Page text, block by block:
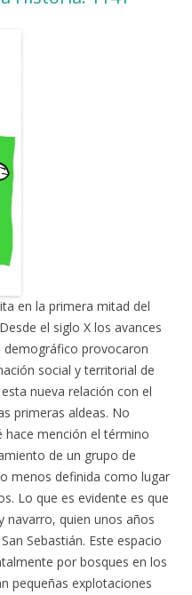
en la primera mitad del
el siglo X los avances
provocaron
social y territorial de
nueva relación con el
primeras aldeas. No
hace mención el término
de un grupo de
menos definida como lugar
Lo que es evidente es que
navarro, quien unos años
Sebastián. Este espacio
por bosques en los
pequeñas explotaciones